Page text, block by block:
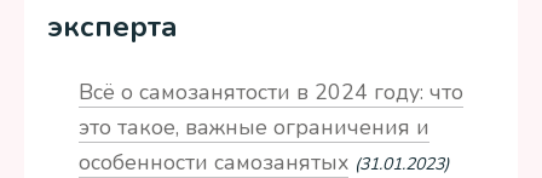
эксперта
Всё о самозанятости в 2024 году: что
это такое, важные ограничения и
особенности самозанятых (31.01.2023)